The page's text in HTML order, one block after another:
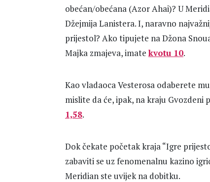
obećan/obećana (Azor Ahai)? U
Džejmija Lanistera. I, naravno
prijestol? Ako tipujete na Džona
Majka zmajeva, imatekvotu 10.
Kao vladaoca Vesterosa odaberete
mislite da će, ipak, na kraju
1,58.
Dok čekate početak kraja “Igre
zabaviti se uz fenomenalnu kazino
Meridian ste uvijek na dobitku.